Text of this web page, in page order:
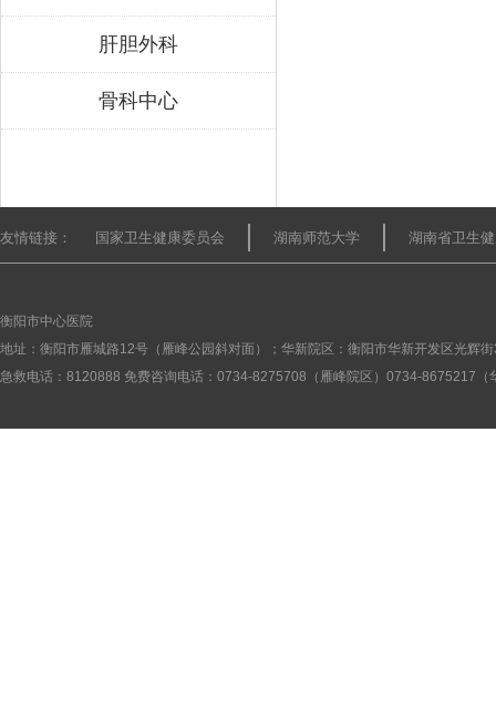
肝胆外科
骨科中心
友情链接： 国家卫生健康委员会 湖南师范大学 湖南省卫生
衡阳市中心医院
地址：衡阳市雁城路12号（雁峰公园斜对面）；华新院区：衡阳市华新开发区光辉
急救电话：8120888 免费咨询电话：0734-8275708（雁峰院区）0734-8675217（